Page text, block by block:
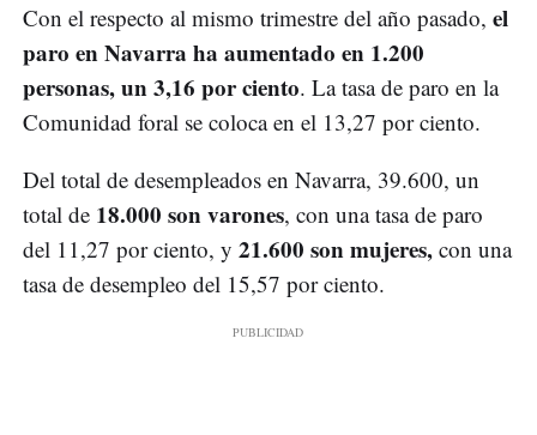
Con el respecto al mismo trimestre del año pasado, el
paro en Navarra ha aumentado en 1.200
personas, un 3,16 por ciento. La tasa de paro en la
Comunidad foral se coloca en el 13,27 por ciento.
Del total de desempleados en Navarra, 39.600, un
total de 18.000 son varones, con una tasa de paro
del 11,27 por ciento, y 21.600 son mujeres, con una
tasa de desempleo del 15,57 por ciento.